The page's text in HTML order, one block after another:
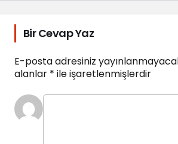
Bir Cevap Yaz
E-posta adresiniz
alanlar * ile işaretlenmişlerdir